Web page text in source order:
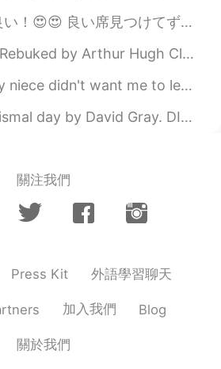
)(めっちゃ暇人 www) でも、なんか平和で良い感じなので、めっちゃ眠くなってる😌(早く帰らないとここで寝てしまう😂😂) ...
Clough. Part 2 of 2. For while the tired waves, vainly break...
to leave to cook so she tried to sleep while I cooked hahah...
DIE down, O dismal day, and let me live; And come, blue de...
關注我們
Press Kit 外語學習聊天
加入我們 Blog
關於我們